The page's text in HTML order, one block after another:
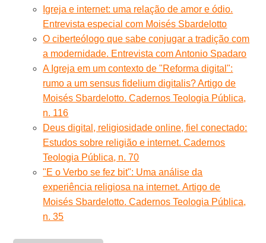
Igreja e internet: uma relação de amor e ódio.
Entrevista especial com Moisés Sbardelotto
O ciberteólogo que sabe conjugar a tradição com
a modernidade. Entrevista com Antonio Spadaro
A Igreja em um contexto de "Reforma digital":
rumo a um sensus fidelium digitalis? Artigo de
Moisés Sbardelotto. Cadernos Teologia Pública,
n. 116
Deus digital, religiosidade online, fiel conectado:
Estudos sobre religião e internet. Cadernos
Teologia Pública, n. 70
"E o Verbo se fez bit": Uma análise da
experiência religiosa na internet.Artigo de
Moisés Sbardelotto. Cadernos Teologia Pública,
n. 35